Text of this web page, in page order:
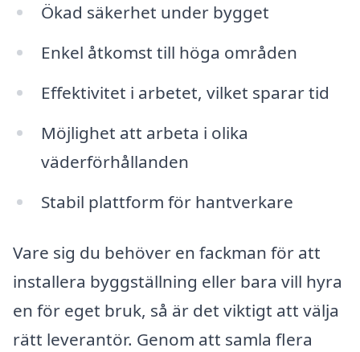
Ökad säkerhet under bygget
Enkel åtkomst till höga områden
Effektivitet i arbetet, vilket sparar tid
Möjlighet att arbeta i olika
väderförhållanden
Stabil plattform för hantverkare
Vare sig du behöver en fackman för att
installera byggställning eller bara vill hyra
en för eget bruk, så är det viktigt att välja
rätt leverantör. Genom att samla flera